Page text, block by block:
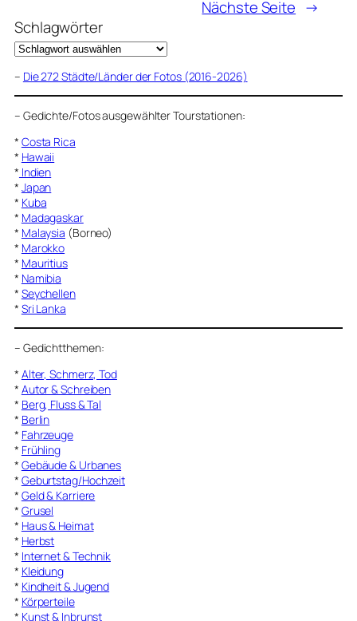
Nächste Seite →
Schlagwörter
– Die 272 Städte/Länder der Fotos (2016-2026)
– Gedichte/Fotos ausgewählter Tourstationen:
* Costa Rica
* Hawaii
* Indien
* Japan
* Kuba
* Madagaskar
* Malaysia (Borneo)
* Marokko
* Mauritius
* Namibia
* Seychellen
* Sri Lanka
– Gedichtthemen:
* Alter, Schmerz, Tod
* Autor & Schreiben
* Berg, Fluss & Tal
* Berlin
* Fahrzeuge
* Frühling
* Gebäude & Urbanes
* Geburtstag/Hochzeit
* Geld & Karriere
* Grusel
* Haus & Heimat
* Herbst
* Internet & Technik
* Kleidung
* Kindheit & Jugend
* Körperteile
* Kunst & Inbrunst